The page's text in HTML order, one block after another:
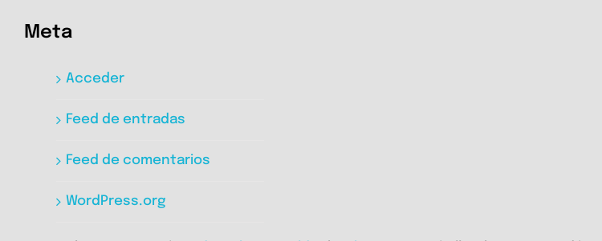
Meta
Acceder
Feed de entradas
Feed de comentarios
WordPress.org